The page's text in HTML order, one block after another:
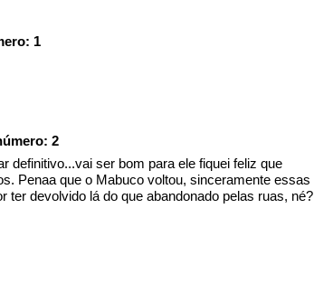
1
2
definitivo...vai ser bom para ele fiquei feliz que
Penaa que o Mabuco voltou, sinceramente essas
ter devolvido lá do que abandonado pelas ruas, né?